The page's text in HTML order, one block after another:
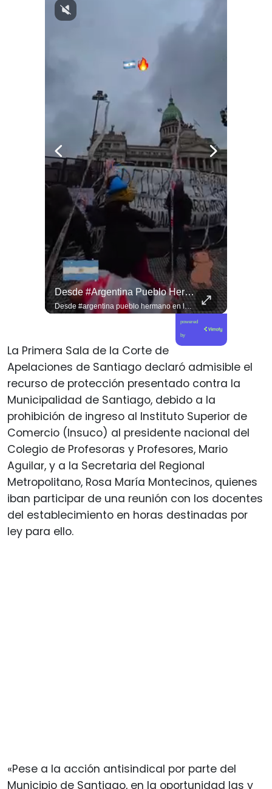
Desde #argentina Pueblo Hermano En La Lucha Contra El Sionismo @laneurona.
Desde #argentina pueblo hermano en la lucha contra el sionismo @laneurona.rebelde y rebelde un compacto de la acción directa ciudadana #noticias
powered
by
La Primera Sala de la Corte de
Apelaciones de Santiago declaró admisible el
recurso de protección presentado contra la
Municipalidad de Santiago, debido a la
prohibición de ingreso al Instituto Superior de
Comercio (Insuco) al presidente nacional del
Colegio de Profesoras y Profesores, Mario
Aguilar, y a la Secretaria del Regional
Metropolitano, Rosa María Montecinos, quienes
iban participar de una reunión con los docentes
del establecimiento en horas destinadas por
ley para ello.
«Pese a la acción antisindical por parte del
Municipio de Santiago, en la oportunidad las y